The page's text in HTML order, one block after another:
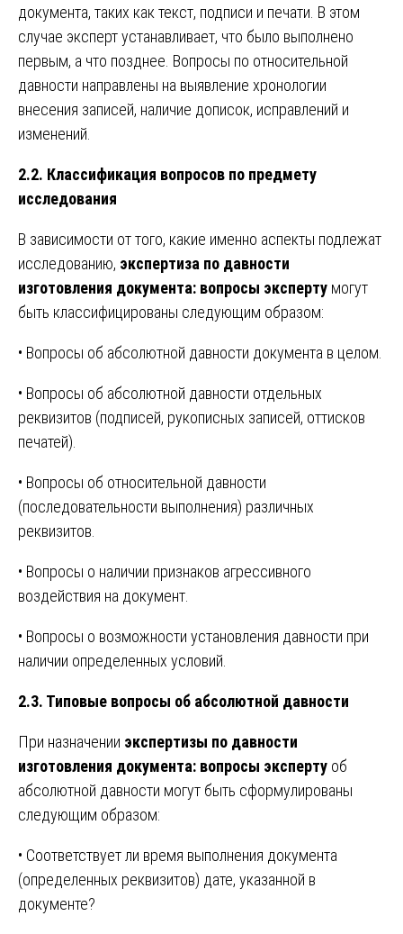
документа, таких как текст, подписи и печати. В этом
случае эксперт устанавливает, что было выполнено
первым, а что позднее. Вопросы по относительной
давности направлены на выявление хронологии
внесения записей, наличие дописок, исправлений и
изменений.
2.2. Классификация вопросов по предмету
исследования
В зависимости от того, какие именно аспекты подлежат
исследованию, экспертиза по давности
изготовления документа: вопросы эксперту могут
быть классифицированы следующим образом:
• Вопросы об абсолютной давности документа в целом.
• Вопросы об абсолютной давности отдельных
реквизитов (подписей, рукописных записей, оттисков
печатей).
• Вопросы об относительной давности
(последовательности выполнения) различных
реквизитов.
• Вопросы о наличии признаков агрессивного
воздействия на документ.
• Вопросы о возможности установления давности при
наличии определенных условий.
2.3. Типовые вопросы об абсолютной давности
При назначении экспертизы по давности
изготовления документа: вопросы эксперту об
абсолютной давности могут быть сформулированы
следующим образом:
• Соответствует ли время выполнения документа
(определенных реквизитов) дате, указанной в
документе?